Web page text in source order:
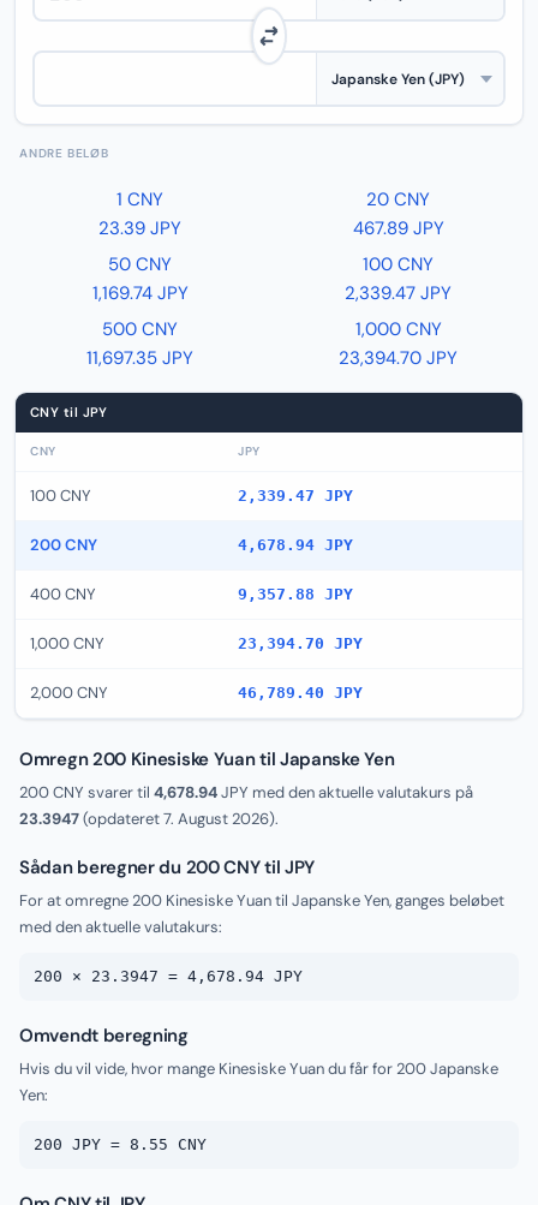
ANDRE BELØB
1 CNY
23.39 JPY
20 CNY
467.89 JPY
50 CNY
1,169.74 JPY
100 CNY
2,339.47 JPY
500 CNY
11,697.35 JPY
1,000 CNY
23,394.70 JPY
CNY til JPY
CNY JPY
100 CNY 2,339.47 JPY
200 CNY 4,678.94 JPY
400 CNY 9,357.88 JPY
1,000 CNY 23,394.70 JPY
2,000 CNY 46,789.40 JPY
Omregn 200 Kinesiske Yuan til Japanske Yen
200 CNY svarer til 4,678.94JPY med den aktuelle valutakurs på
23.3947(opdateret7. August 2026).
Sådan beregner du 200 CNY til JPY
For at omregne 200 Kinesiske Yuan til Japanske Yen, ganges beløbet
med den aktuelle valutakurs:
200 × 23.3947 = 4,678.94 JPY
Omvendt beregning
Hvis du vil vide, hvor mange Kinesiske Yuan du får for 200 Japanske
Yen:
200 JPY = 8.55 CNY